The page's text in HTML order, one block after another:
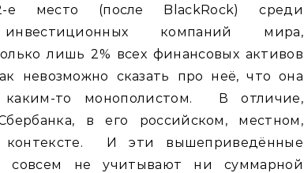
е место (после BlackRock) среди
компаний мира,
лишь 2% всех финансовых активов
невозможно сказать про неё, что она
каким-то монополистом. В отличие,
в его российском, местном,
контексте. И эти вышеприведённые
совсем не учитывают ни суммарной